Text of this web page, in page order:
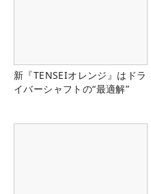
新『TENSEIオレンジ』はドラ
イバーシャフトの“最適解”